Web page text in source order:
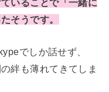
いることで「一緒に
そうです。
でしか話せず、
絆も薄れてきてしま